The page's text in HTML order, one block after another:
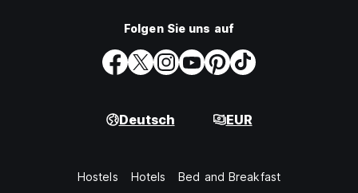
Folgen Sie uns auf
Deutsch EUR
Hostels Hotels Bed and Breakfast